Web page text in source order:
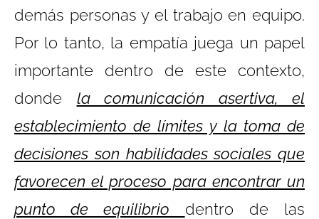
demás personas y el trabajo en equipo.
Por lo tanto, la empatía juega un papel
importante dentro de este contexto,
donde la comunicación asertiva, el
establecimiento de límites y la toma de
decisiones son habilidades sociales que
favorecen el proceso para encontrar un
punto de equilibrio dentro de las